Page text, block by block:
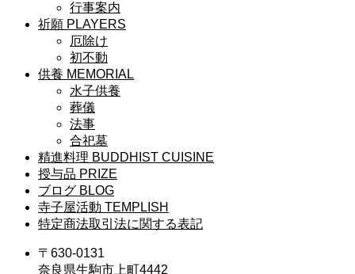
行事案内
祈願 PLAYERS
厄除け
初不動
供養 MEMORIAL
水子供養
葬儀
法事
合祀墓
精進料理 BUDDHIST CUISINE
授与品 PRIZE
ブログ BLOG
寺子屋活動 TEMPLISH
特定商法取引法に関する表記
〒630-0131
奈良県生駒市上町4442